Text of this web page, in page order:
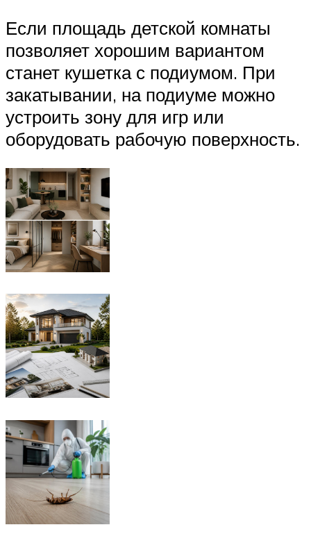
Если площадь детской комнаты
позволяет хорошим вариантом
станет кушетка с подиумом. При
закатывании, на подиуме можно
устроить зону для игр или
оборудовать рабочую поверхность.